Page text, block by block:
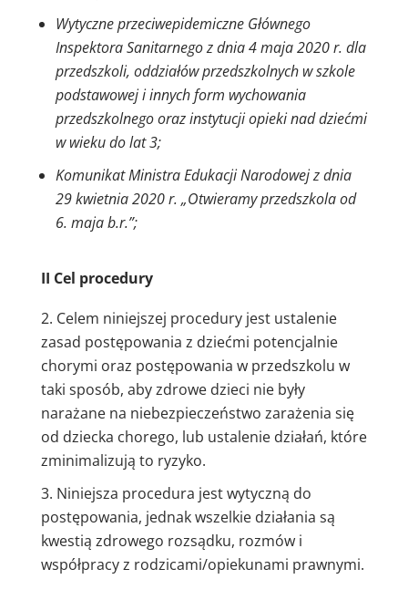
Wytyczne przeciwepidemiczne Głównego
Inspektora Sanitarnego z dnia 4 maja 2020 r. dla
przedszkoli, oddziałów przedszkolnych w szkole
podstawowej i innych form wychowania
przedszkolnego oraz instytucji opieki nad dziećmi
w wieku do lat 3;
Komunikat Ministra Edukacji Narodowej z dnia
29 kwietnia 2020 r. „Otwieramy przedszkola od
6. maja b.r.”;
II Cel procedury
Celem niniejszej procedury jest ustalenie
zasad postępowania z dziećmi potencjalnie
chorymi oraz postępowania w przedszkolu w
taki sposób, aby zdrowe dzieci nie były
narażane na niebezpieczeństwo zarażenia się
od dziecka chorego, lub ustalenie działań, które
zminimalizują to ryzyko.
Niniejsza procedura jest wytyczną do
postępowania, jednak wszelkie działania są
kwestią zdrowego rozsądku, rozmów i
współpracy z rodzicami/opiekunami prawnymi.